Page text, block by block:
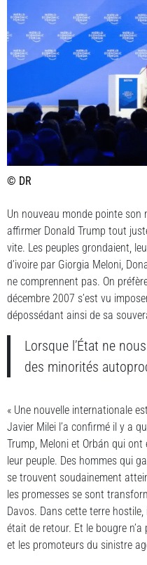
© DR
Un nouveau monde pointe son
affirmer Donald Trump tout
vite. Les peuples grondaient,
d’ivoire par Giorgia Meloni,
ne comprennent pas. On
décembre 2007 s’est vu
dépossédant ainsi de sa
Lorsque l’État ne
des minorités
« Une nouvelle internationale
Javier Milei l’a confirmé il y a
Trump, Meloni et Orbán qui
leur peuple. Des hommes qui
se trouvent soudainement
les promesses se sont
Davos. Dans cette terre
était de retour. Et le bougre
et les promoteurs du sinistre